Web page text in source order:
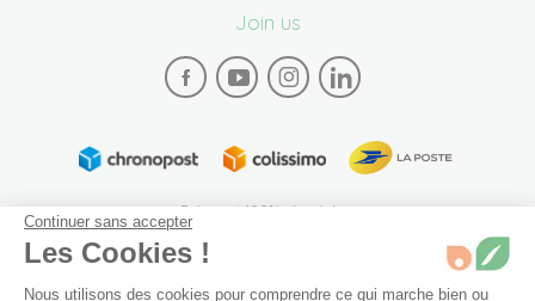
Join us
Paiement 100% sécurisé
Continuer sans accepter
Les Cookies !
Nous utilisons des cookies pour comprendre ce qui marche bien ou